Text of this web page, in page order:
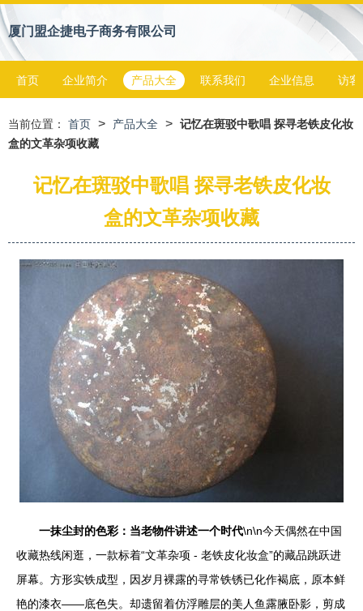
厦门盟企捷电子商务有限公司
首页 企业简介 产品大全 联系我们 企业信息 访客
当前位置： 首页 > 产品大全 > 记忆在斑驳中歌唱 探寻老铁皮化妆
盒的文革杂项收藏
记忆在斑驳中歌唱 探寻老铁皮化妆
盒的文革杂项收藏
一抹尘封的色彩：当老物件讲述一个时代\n\n今天偶然在中国
收藏热线闲逛，一款标着“文革杂项 - 老铁皮化妆盒”的藏品跳跃进
屏幕。方形实铁成型，因岁月裸露的寻常铁锈已化作褐底，原本鲜
艳的漆衣——底色失。却遗留着仿浮雕层的美人鱼露腋卧影，剪成